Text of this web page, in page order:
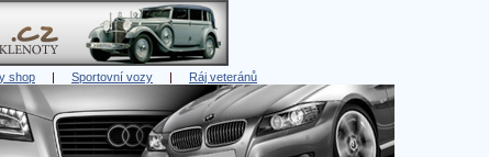
shop | Sportovní vozy | Ráj veteránů